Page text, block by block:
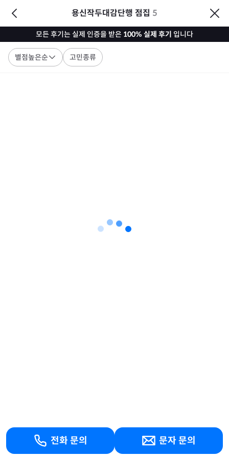
용신작두대감단행 점집 5
모든 후기는 실제 인증을 받은 100% 실제 후기 입니다
별점높은순 고민종류
전화 문의 문자 문의